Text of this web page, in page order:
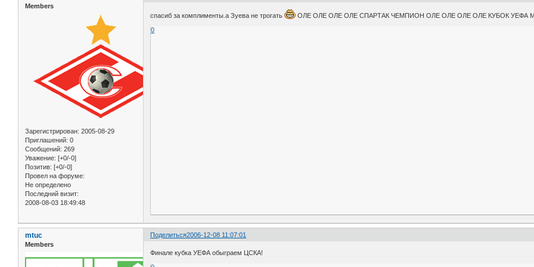
Members
Зарегистрирован: 2005-08-29
Приглашений: 0
Сообщений: 269
Уважение: [+0/-0]
Позитив: [+0/-0]
Провел на форуме:
Не определено
Последний визит:
2008-08-03 18:49:48
спасиб за комплименты.а Зуева не трогать
ОЛЕ ОЛЕ ОЛЕ ОЛЕ СПАРТАК ЧЕМПИОН ОЛЕ ОЛЕ ОЛЕ ОЛЕ КУБОК
0
Поделиться2006-12-08 11:07:01
mtuc
Members
Финале кубка УЕФА обыграем ЦСКА!